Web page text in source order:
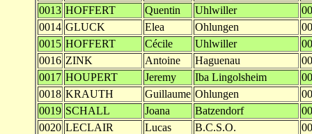
0013 HOFFERT Quentin Uhlwiller
0014 GLUCK Elea Ohlungen
0015 HOFFERT Cécile Uhlwiller
0016 ZINK Antoine Haguenau
0017 HOUPERT Jeremy Iba Lingolsheim
0018 KRAUTH Guillaume Ohlungen
0019 SCHALL Joana Batzendorf
0020 LECLAIR Lucas B.C.S.O.